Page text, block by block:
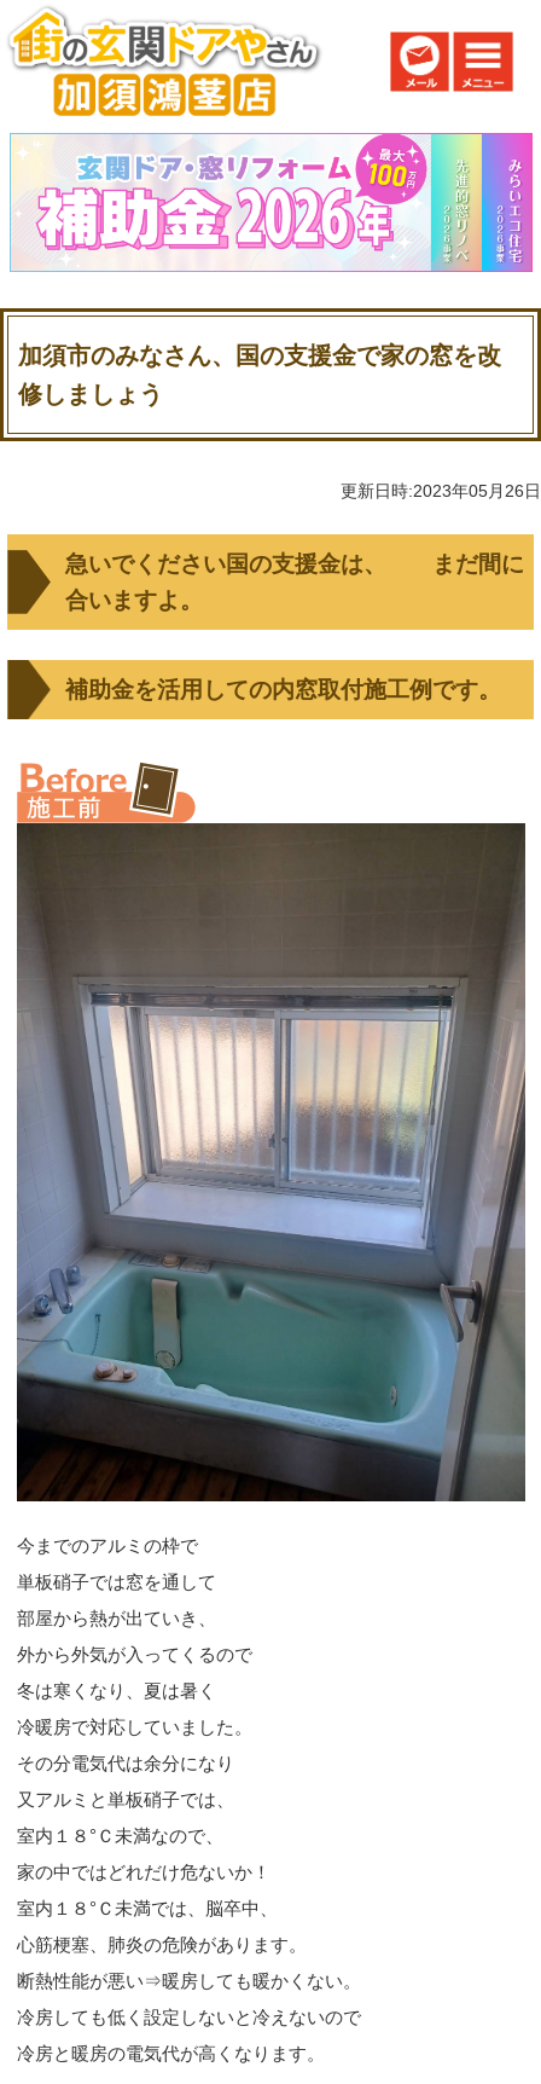
加須市のみなさん、国の支援金で家の窓を改
修しましょう
更新日時:2023年05月26日
急いでください国の支援金は、 まだ間に
合いますよ。
補助金を活用しての内窓取付施工例です。
今までのアルミの枠で
単板硝子では窓を通して
部屋から熱が出ていき、
外から外気が入ってくるので
冬は寒くなり、夏は暑く
冷暖房で対応していました。
その分電気代は余分になり
又アルミと単板硝子では、
室内１８°Ｃ未満なので、
家の中ではどれだけ危ないか！
室内１８°Ｃ未満では、脳卒中、
心筋梗塞、肺炎の危険があります。
断熱性能が悪い⇒暖房しても暖かくない。
冷房しても低く設定しないと冷えないので
冷房と暖房の電気代が高くなります。